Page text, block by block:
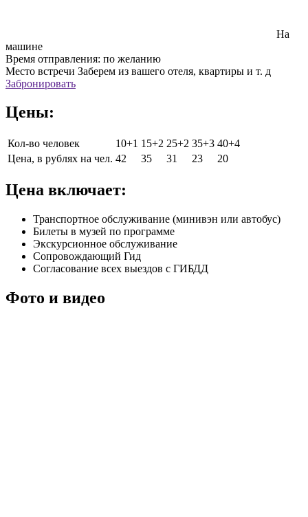
На
машине
Время отправления: по желанию
Место встречи Заберем из вашего отеля, квартиры и т. д
Забронировать
Цены:
Кол-во человек 10+1 15+2 25+2 35+3 40+4
Цена, в рублях на чел. 42 35 31 23 20
Цена включает:
Транспортное обслуживание (минивэн или автобус)
Билеты в музей по программе
Экскурсионное обслуживание
Сопровождающий Гид
Согласование всех выездов с ГИБДД
Фото и видео